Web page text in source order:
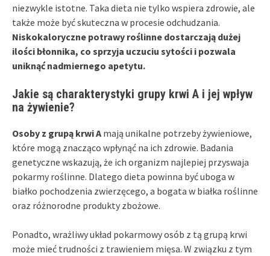
niezwykle istotne. Taka dieta nie tylko wspiera zdrowie, ale
także może być skuteczna w procesie odchudzania.
Niskokaloryczne potrawy roślinne dostarczają dużej
ilości błonnika, co sprzyja uczuciu sytości i pozwala
uniknąć nadmiernego apetytu.
Jakie są charakterystyki grupy krwi A i jej wpływ
na żywienie?
Osoby z grupą krwi A mają unikalne potrzeby żywieniowe,
które mogą znacząco wpłynąć na ich zdrowie. Badania
genetyczne wskazują, że ich organizm najlepiej przyswaja
pokarmy roślinne. Dlatego dieta powinna być uboga w
białko pochodzenia zwierzęcego, a bogata w białka roślinne
oraz różnorodne produkty zbożowe.
Ponadto, wrażliwy układ pokarmowy osób z tą grupą krwi
może mieć trudności z trawieniem mięsa. W związku z tym